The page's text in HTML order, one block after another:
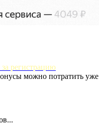
регистрацию
можно потратить уже